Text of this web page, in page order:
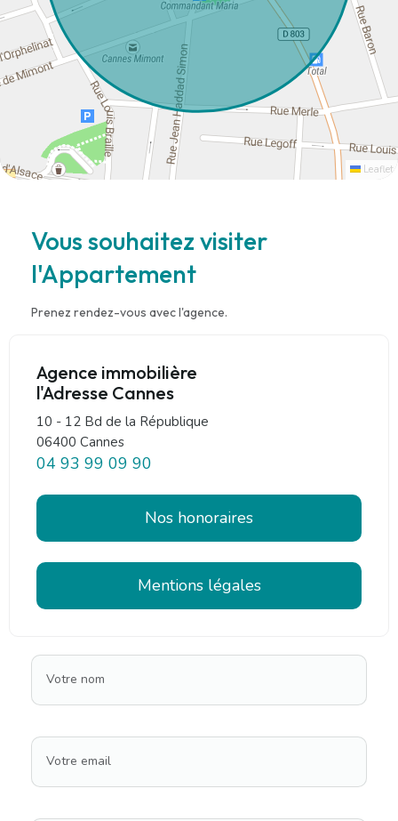
Leaflet
Vous souhaitez visiter
l'Appartement
Prenez rendez-vous avec l'agence.
Agence immobilière
l'Adresse Cannes
10 - 12 Bd de la République
06400 Cannes
04 93 99 09 90
Nos honoraires
Mentions légales
Votre nom
Votre email